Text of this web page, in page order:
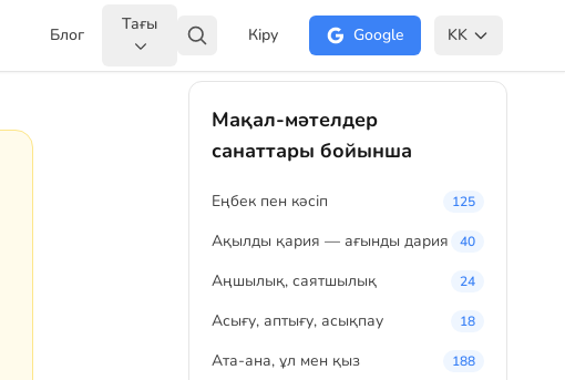
Блог
Тағы
Кіру Google KK
Мақал-мәтелдер
санаттары бойынша
Eңбек пен кәсіп 125
Ақылды қария — ағынды дария 40
Аңшылық, саятшылық 24
Асығу, аптығу, асықпау 18
Ата-ана, ұл мен қыз 188